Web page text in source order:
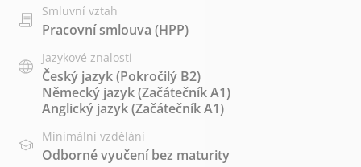
Smluvní vztah
Pracovní smlouva (HPP)
Jazykové znalosti
Český jazyk(Pokročilý B2)
Německý jazyk(Začátečník A1)
Anglický jazyk(Začátečník A1)
Minimální vzdělání
Odborné vyučení bez maturity